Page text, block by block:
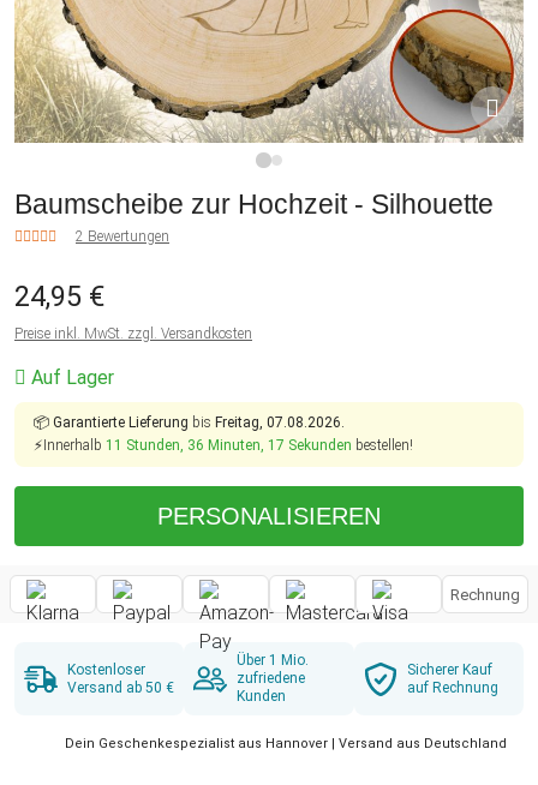
Baumscheibe zur Hochzeit - Silhouette
2 Bewertungen
24,95 €
Preise inkl. MwSt. zzgl. Versandkosten
Auf Lager
📦 Garantierte Lieferung bis Freitag, 07.08.2026.
⚡Innerhalb 11 Stunden, 36 Minuten, 17 Sekunden bestellen!
PERSONALISIEREN
Rechnung
Kostenloser
Versand ab 50 €
Über 1 Mio.
zufriedene
Kunden
Sicherer Kauf
auf Rechnung
Dein Geschenkespezialist aus Hannover | Versand aus Deutschland